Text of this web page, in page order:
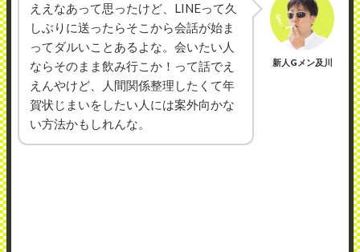
ええなあって思ったけど、LINEって久
しぶりに送ったらそこから会話が始ま
ってダルいことあるよな。会いたい人
ならそのまま飲み行こか！って話でえ
えんやけど、人間関係整理したくて年
賀状じまいをしたい人には案外向かな
い方法かもしれんな。
新人Gメン及川